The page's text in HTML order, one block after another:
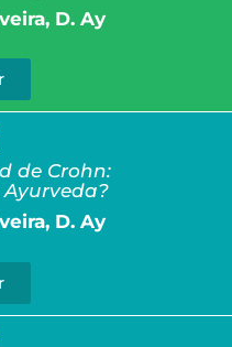
D. Ay
de Crohn:
D. Ay